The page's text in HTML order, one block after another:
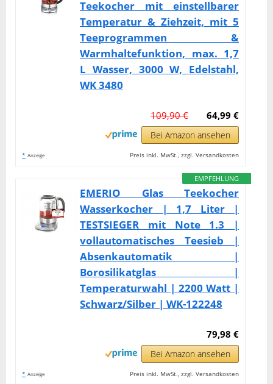
Teekocher mit einstellbarer
Temperatur & Ziehzeit, mit 5
Teeprogrammen &
Warmhaltefunktion, max. 1,7
L Wasser, 3000 W, Edelstahl,
WK 3480
64,99 €
109,90 €
Bei Amazon ansehen
* Anzeige Preis inkl. MwSt., zzgl. Versandkosten
EMPFEHLUNG
EMERIO Glas Teekocher
Wasserkocher | 1,7 Liter |
TESTSIEGER mit Note 1.3 |
vollautomatisches Teesieb |
Absenkautomatik |
Borosilikatglas |
Temperaturwahl | 2200 Watt |
Schwarz/Silber | WK-122248
79,98 €
Bei Amazon ansehen
* Anzeige Preis inkl. MwSt., zzgl. Versandkosten